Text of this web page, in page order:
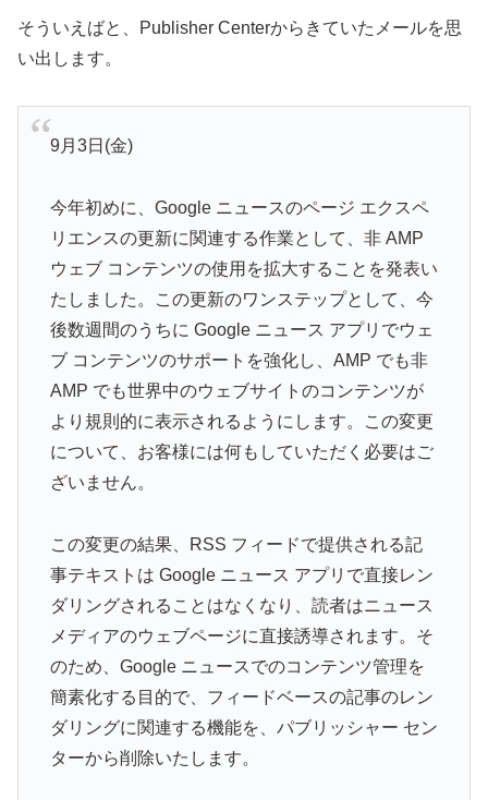
そういえばと、Publisher Centerからきていたメールを思
い出します。
9月3日(金)
今年初めに、Google ニュースのページ エクスペ
リエンスの更新に関連する作業として、非 AMP
ウェブ コンテンツの使用を拡大することを発表い
たしました。この更新のワンステップとして、今
後数週間のうちに Google ニュース アプリでウェ
ブ コンテンツのサポートを強化し、AMP でも非
AMP でも世界中のウェブサイトのコンテンツが
より規則的に表示されるようにします。この変更
について、お客様には何もしていただく必要はご
ざいません。
この変更の結果、RSS フィードで提供される記
事テキストは Google ニュース アプリで直接レン
ダリングされることはなくなり、読者はニュース
メディアのウェブページに直接誘導されます。そ
のため、Google ニュースでのコンテンツ管理を
簡素化する目的で、フィードベースの記事のレン
ダリングに関連する機能を、パブリッシャー セン
ターから削除いたします。